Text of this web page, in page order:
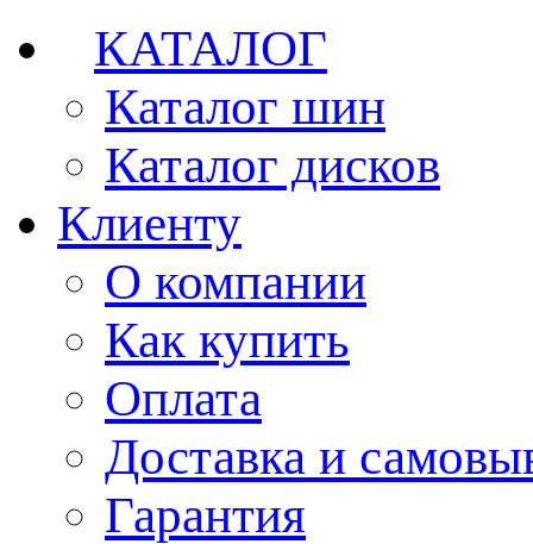
КАТАЛОГ
Каталог шин
Каталог дисков
Клиенту
О компании
Как купить
Оплата
Доставка и
Гарантия